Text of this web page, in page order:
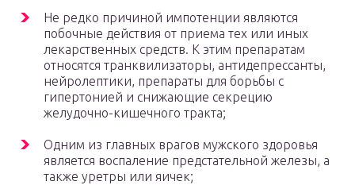
Не редко причиной импотенции являются
побочные действия от приема тех или иных
лекарственных средств. К этим препаратам
относятся транквилизаторы, антидепрессанты,
нейролептики, препараты для борьбы с
гипертонией и снижающие секрецию
желудочно-кишечного тракта;
Одним из главных врагов мужского здоровья
является воспаление предстательной железы, а
также уретры или яичек;